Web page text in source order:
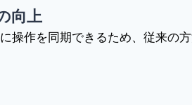
向上
操作を同期できるため、従来の